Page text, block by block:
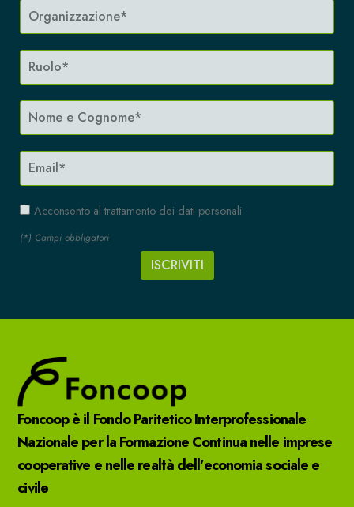
Acconsento al trattamento dei dati personali
(*) Campi obbligatori
Foncoop è il Fondo Paritetico Interprofessionale
Nazionale per la Formazione Continua nelle imprese
cooperative e nelle realtà dell’economia sociale e
civile